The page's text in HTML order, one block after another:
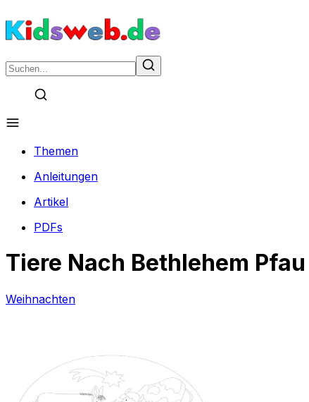
Themen
Anleitungen
Artikel
PDFs
Tiere Nach Bethlehem Pfau
Weihnachten